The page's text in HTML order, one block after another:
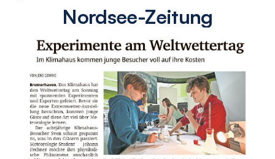
Nordsee-Zeitung